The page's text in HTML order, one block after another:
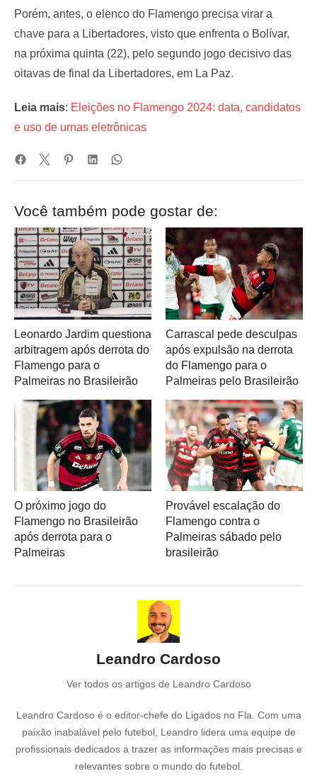
Porém, antes, o elenco do Flamengo precisa virar a
chave para a Libertadores, visto que enfrenta o Bolívar,
na próxima quinta (22), pelo segundo jogo decisivo das
oitavas de final da Libertadores, em La Paz.
Leia mais: Eleições no Flamengo 2024: data, candidatos
e uso de urnas eletrônicas
Você também pode gostar de:
Leonardo Jardim questiona
arbitragem após derrota do
Flamengo para o
Palmeiras no Brasileirão
Carrascal pede desculpas
após expulsão na derrota
do Flamengo para o
Palmeiras pelo Brasileirão
O próximo jogo do
Flamengo no Brasileirão
após derrota para o
Palmeiras
Provável escalação do
Flamengo contra o
Palmeiras sábado pelo
brasileirão
Leandro Cardoso
Ver todos os artigos de Leandro Cardoso
Leandro Cardoso é o editor-chefe do Ligados no Fla. Com uma
paixão inabalável pelo futebol, Leandro lidera uma equipe de
profissionais dedicados a trazer as informações mais precisas e
relevantes sobre o mundo do futebol.